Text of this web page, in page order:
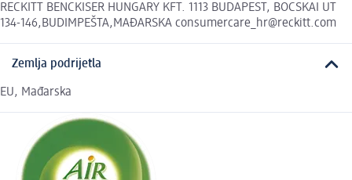
RECKITT BENCKISER HUNGARY KFT. 1113 BUDAPEST, BOCSKAI UT
134-146,BUDIMPEŠTA,MAĐARSKA consumercare_hr@reckitt.com
Zemlja podrijetla
EU, Mađarska